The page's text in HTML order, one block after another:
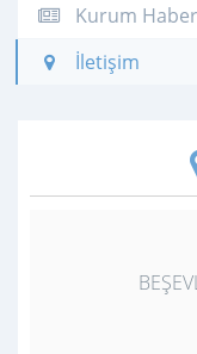
Kurum
İletişim